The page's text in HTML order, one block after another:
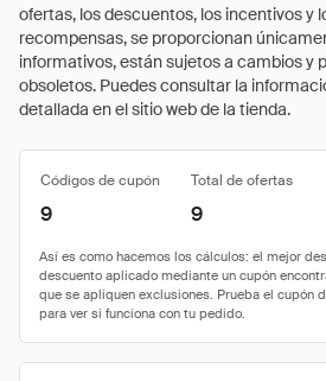
ofertas, los descuentos, los incentivos y
recompensas, se proporcionan
informativos, están sujetos a cambios y
obsoletos. Puedes consultar la
detallada en el sitio web de la tienda.
Códigos de cupón Total de ofertas
9 9